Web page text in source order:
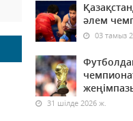
әлем
03 тамыз
31 шілде 2026 ж.